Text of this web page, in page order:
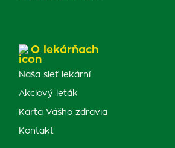
O lekárňach
Naša sieť lekární
Akciový leták
Karta Vášho zdravia
Kontakt